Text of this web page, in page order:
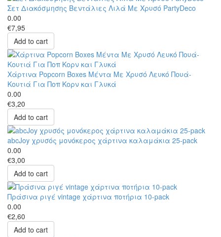
Σετ Διακόσμησης Βεντάλιες Λιλά Με Χρυσό PartyDeco
0.00
€7,95
Add to cart
Χάρτινα Popcorn Boxes Μέντα Με Χρυσό Λευκό Πουά-
Κουτιά Για Ποπ Κορν και Γλυκά
0.00
€3,20
Add to cart
abcJoy χρυσός μονόκερος χάρτινα καλαμάκια 25-pack
0.00
€3,00
Add to cart
Πράσινα ριγέ vintage χάρτινα ποτήρια 10-pack
0.00
€2,60
Add to cart